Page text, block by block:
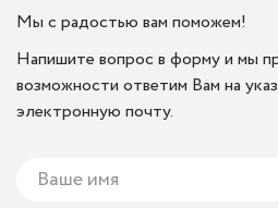
Мы с радостью вам поможем!
Напишите вопрос в форму и мы
возможности ответим Вам на
электронную почту.